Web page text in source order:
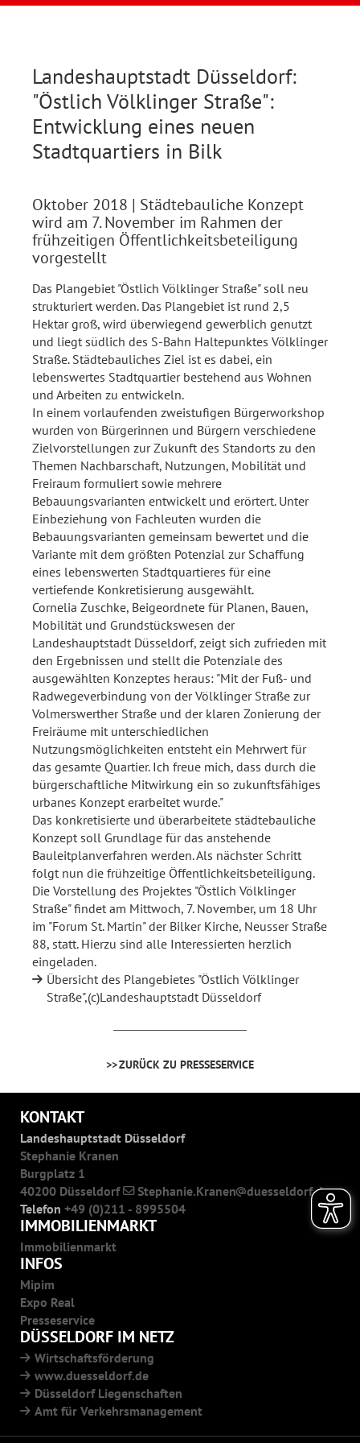
Landeshauptstadt Düsseldorf:
"Östlich Völklinger Straße":
Entwicklung eines neuen
Stadtquartiers in Bilk
Oktober 2018 | Städtebauliche Konzept
wird am 7. November im Rahmen der
frühzeitigen Öffentlichkeitsbeteiligung
vorgestellt
Das Plangebiet "Östlich Völklinger Straße" soll neu
strukturiert werden. Das Plangebiet ist rund 2,5
Hektar groß, wird überwiegend gewerblich genutzt
und liegt südlich des S-Bahn Haltepunktes Völklinger
Straße. Städtebauliches Ziel ist es dabei, ein
lebenswertes Stadtquartier bestehend aus Wohnen
und Arbeiten zu entwickeln.
In einem vorlaufenden zweistufigen Bürgerworkshop
wurden von Bürgerinnen und Bürgern verschiedene
Zielvorstellungen zur Zukunft des Standorts zu den
Themen Nachbarschaft, Nutzungen, Mobilität und
Freiraum formuliert sowie mehrere
Bebauungsvarianten entwickelt und erörtert. Unter
Einbeziehung von Fachleuten wurden die
Bebauungsvarianten gemeinsam bewertet und die
Variante mit dem größten Potenzial zur Schaffung
eines lebenswerten Stadtquartieres für eine
vertiefende Konkretisierung ausgewählt.
Cornelia Zuschke, Beigeordnete für Planen, Bauen,
Mobilität und Grundstückswesen der
Landeshauptstadt Düsseldorf, zeigt sich zufrieden mit
den Ergebnissen und stellt die Potenziale des
ausgewählten Konzeptes heraus: "Mit der Fuß- und
Radwegeverbindung von der Völklinger Straße zur
Volmerswerther Straße und der klaren Zonierung der
Freiräume mit unterschiedlichen
Nutzungsmöglichkeiten entsteht ein Mehrwert für
das gesamte Quartier. Ich freue mich, dass durch die
bürgerschaftliche Mitwirkung ein so zukunftsfähiges
urbanes Konzept erarbeitet wurde."
Das konkretisierte und überarbeitete städtebauliche
Konzept soll Grundlage für das anstehende
Bauleitplanverfahren werden. Als nächster Schritt
folgt nun die frühzeitige Öffentlichkeitsbeteiligung.
Die Vorstellung des Projektes "Östlich Völklinger
Straße" findet am Mittwoch, 7. November, um 18 Uhr
im "Forum St. Martin" der Bilker Kirche, Neusser Straße
88, statt. Hierzu sind alle Interessierten herzlich
eingeladen.
Übersicht des Plangebietes "Östlich Völklinger
Straße",(c)Landeshauptstadt Düsseldorf
ZURÜCK ZU PRESSESERVICE
KONTAKT
Landeshauptstadt Düsseldorf
Stephanie Kranen
Burgplatz 1
40200 Düsseldorf
Stephanie.Kranen
duesseldorf.de
Telefon +49 (0)211 - 8995504
IMMOBILIENMARKT
Immobilienmarkt
INFOS
Mipim
Expo Real
Presseservice
DÜSSELDORF IM NETZ
Wirtschaftsförderung
www.duesseldorf.de
Düsseldorf Liegenschaften
Amt für Verkehrsmanagement